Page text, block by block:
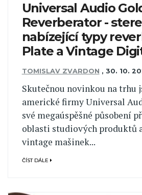
Universal Audio
Reverberator -
nabízející typy
Plate a Vintage
TOMISLAV ZVARDON , 30. 10.
Skutečnou novinkou na trhu
americké firmy Universal
své megaúspěšné působení
oblasti studiových produktů
vintage mašinek...
ČÍST DÁLE